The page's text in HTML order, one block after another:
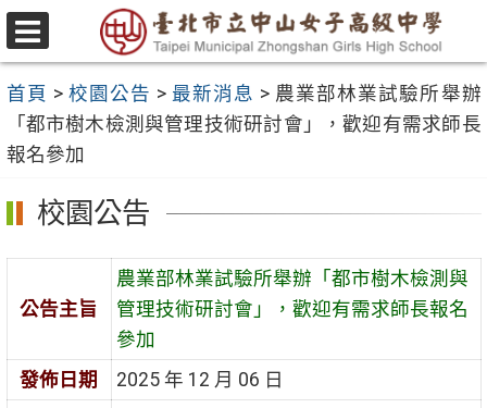
跳
至
要
容
區
選
單
首頁 > 校園公告 > 最新消息 > 農業部林業試驗所舉辦
「都市樹木檢測與管理技術研討會」，歡迎有需求師長
報名參加
校園公告
公告主旨
農業部林業試驗所舉辦「都市樹木檢測與
管理技術研討會」，歡迎有需求師長報名
參加
發佈日期
2025 年 12 月 06 日